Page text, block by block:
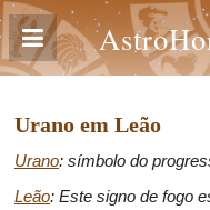
Urano em Leão
Urano: símbolo do
Leão: Este signo de fogo